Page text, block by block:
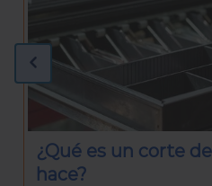
¿Qué necesitas
Rosca de Reyes